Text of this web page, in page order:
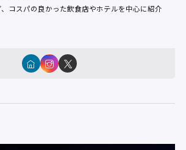
コスパの良かった飲食店やホテルを中心に紹介